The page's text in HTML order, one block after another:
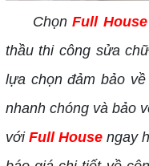
ChọnFull House
thầu thi công sửa
lựa chọn đảm bảo
nhanh chóng và bảo
với Full Housengay